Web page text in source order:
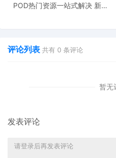
POD热门资源一站式解决 新手
评论列表 共有 0 条评论
暂无
发表评论